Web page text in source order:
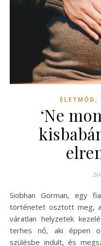
ÉLETMÓD ,
‘Ne
Siobhan Gorman, egy fiatal nő, különös és megindító
történetet osztott meg,
váratlan helyzetek
terhes nő, aki éppen
szülésbe indult, és